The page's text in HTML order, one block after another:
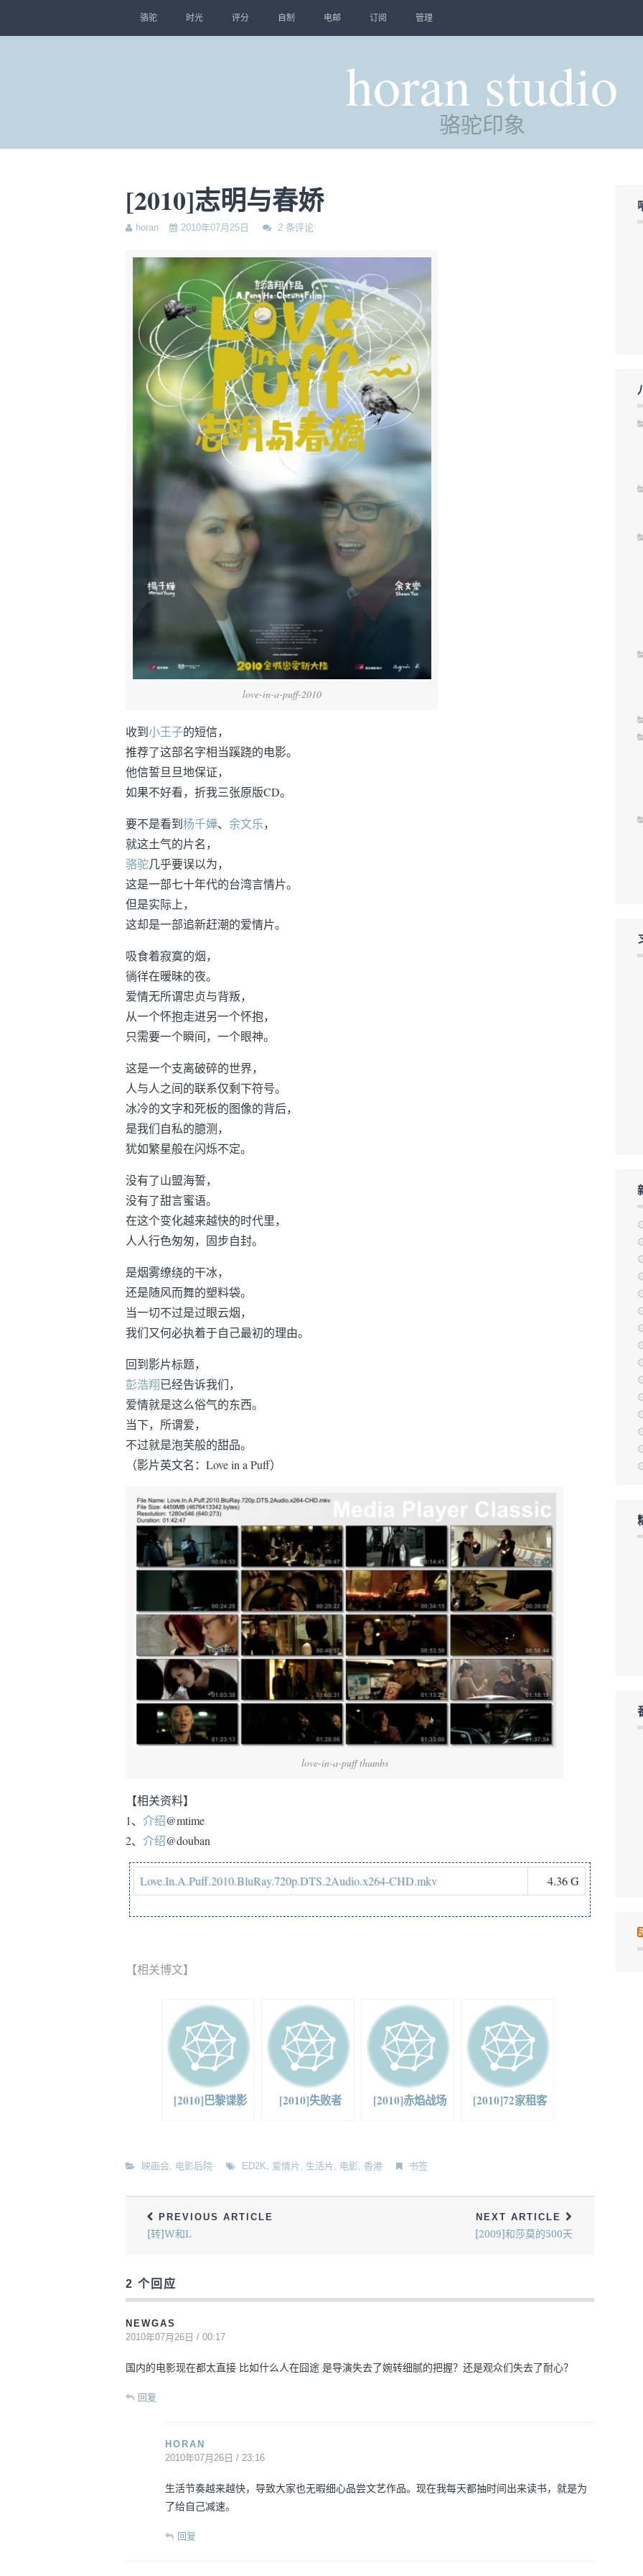
骆驼 时光 评分 自制 电邮 订阅 管理
horan studio
骆驼印象
[2010]志明与春娇
horan 2010年07月25日 2 条评论
love-in-a-puff-2010
收到小王子的短信，
推荐了这部名字相当蹊跷的电影。
他信誓旦旦地保证，
如果不好看，折我三张原版CD。
要不是看到杨千嬅、 余文乐，
就这土气的片名，
骆驼几乎要误以为，
这是一部七十年代的台湾言情片。
但是实际上，
这却是一部追新赶潮的爱情片。
吸食着寂寞的烟，
徜徉在暧昧的夜。
爱情无所谓忠贞与背叛，
从一个怀抱走进另一个怀抱，
只需要一个瞬间，一个眼神。
这是一个支离破碎的世界，
人与人之间的联系仅剩下符号。
冰冷的文字和死板的图像的背后，
是我们自私的臆测，
犹如繁星般在闪烁不定。
没有了山盟海誓，
没有了甜言蜜语。
在这个变化越来越快的时代里，
人人行色匆匆，固步自封。
是烟雾缭绕的干冰，
还是随风而舞的塑料袋。
当一切不过是过眼云烟，
我们又何必执着于自己最初的理由。
回到影片标题，
彭浩翔已经告诉我们，
爱情就是这么俗气的东西。
当下，所谓爱，
不过就是泡芙般的甜品。
（影片英文名：Love in a Puff）
love-in-a-puff thumbs
【相关资料】
1、 介绍@mtime
2、 介绍@douban
Love.In.A.Puff.2010.BluRay.720p.DTS.2Audio.x264-CHD.mkv 4.36 G
【相关博文】
[2010]巴黎谍影 [2010]失败者 [2010]赤焰战场 [2010]72家租客
映画会 电影后院 ED2K 爱情片 生活片 电影 香港 书签
PREVIOUS ARTICLE
[转]W和L
NEXT ARTICLE
[2009]和莎莫的500天
2 个回应
NEWGAS
2010年07月26日 / 00:17
国内的电影现在都太直接 比如什么人在囧途 是导演失去了婉转细腻的把握？还是观众们失去了耐心？
回复
HORAN
2010年07月26日 / 23:16
生活节奏越来越快，导致大家也无暇细心品尝文艺作品。现在我每天都抽时间出来读书，就是为
了给自己减速。
回复